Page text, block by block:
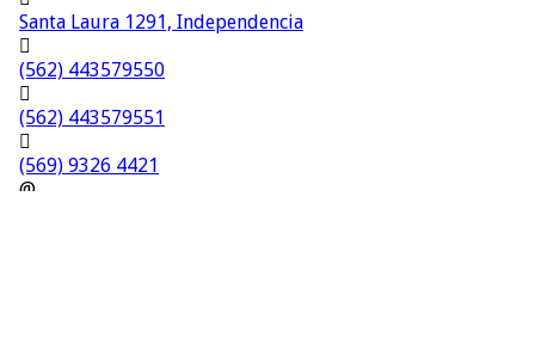
Santa Laura 1291, Independencia

(562) 443579550

(562) 443579551

(569) 9326 4421
@